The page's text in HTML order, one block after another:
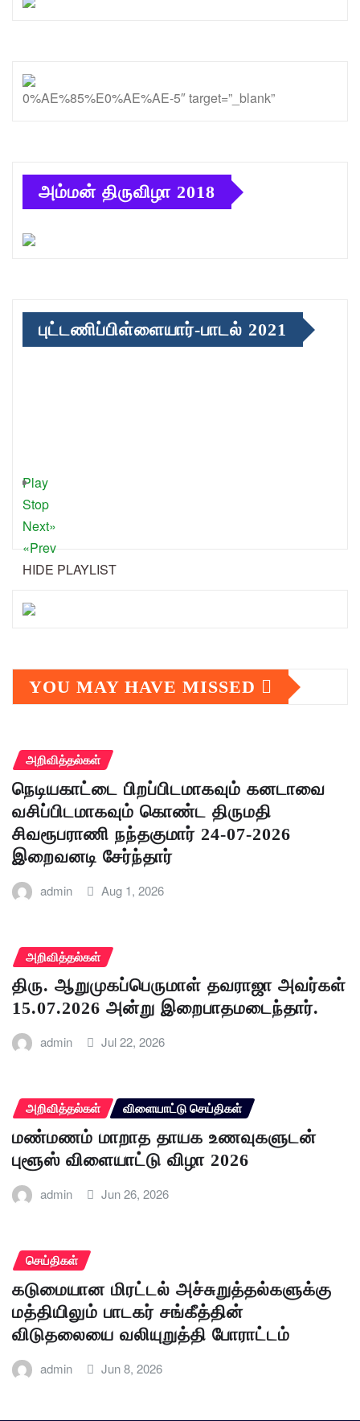
0%AE%85%E0%AE%AE-5″ target=”_blank”
அம்மன் திருவிழா 2018
புட்டணிப்பிள்ளையார்-பாடல் 2021
Play
Stop
Next»
«Prev
HIDE PLAYLIST
YOU MAY HAVE MISSED
அறிவித்தல்கள்
நெடியகாட்டை பிறப்பிடமாகவும் கனடாவை
வசிப்பிடமாகவும் கொண்ட திருமதி
சிவரூபராணி நந்தகுமார் 24-07-2026
இறைவனடி சேர்ந்தார்
admin Aug 1, 2026
அறிவித்தல்கள்
திரு. ஆறுமுகப்பெருமாள் தவராஜா அவர்கள்
15.07.2026 அன்று இறைபாதமடைந்தார்.
admin Jul 22, 2026
அறிவித்தல்கள் விளையாட்டு செய்திகள்
மண்மணம் மாறாத தாயக உணவுகளுடன்
புளூஸ் விளையாட்டு விழா 2026
admin Jun 26, 2026
செய்திகள்
கடுமையான மிரட்டல் அச்சுறுத்தல்களுக்கு
மத்தியிலும் பாடகர் சங்கீத்தின்
விடுதலையை வலியுறுத்தி போராட்டம்
admin Jun 8, 2026